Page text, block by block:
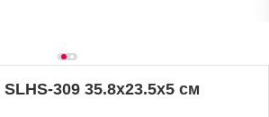
309 35.8х23.5х5 см